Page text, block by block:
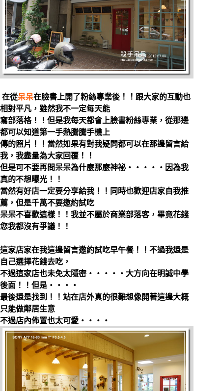
在從呆呆在臉書上開了粉絲專業後！！跟大家的互動也
相對平凡，雖然我不一定每天能
寫部落格！！但是我每天都會上臉書粉絲專業，從那邊
都可以知道第一手熱騰騰手機上
傳的照片！！當然如果有對我疑問都可以在那邊留言給
我，我盡量為大家回覆！！
但是可不要再問呆呆為什麼那麼神祕‧‧‧‧‧因為我
真的不想曝光！！
當然有好店一定要分享給我！！同時也歡迎店家自我推
薦，但是千萬不要邀約試吃
呆呆不喜歡這樣！！我並不屬於商業部落客，畢竟花錢
您我都沒有爭議！！
這家店家在我這邊留言邀約試吃早午餐！！不過我還是
自己選擇花錢去吃，
不過這家店也未免太隱密‧‧‧‧‧大方向在明誠中學
後面！！但是‧‧‧‧
最後還是找到！！站在店外真的很難想像開著這邊大概
只能做鄰居生意
不過店內佈置也太可愛‧‧‧‧